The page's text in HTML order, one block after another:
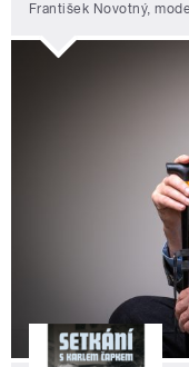
František Novotný,